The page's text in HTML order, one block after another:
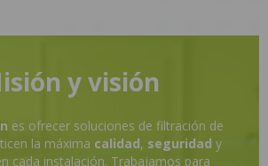
y visión
es ofrecer soluciones de filtración de
la máxima calidad, seguridad y
cada instalación. Trabajamos para